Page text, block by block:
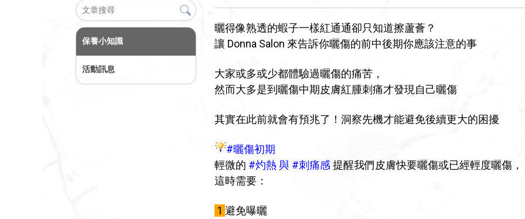
保養小知識
活動訊息
曬得像熟透的蝦子一樣紅通通卻只知道擦蘆薈？
讓 Donna Salon 來告訴你曬傷的前中後期你應該注意的事
大家或多或少都體驗過曬傷的痛苦，
然而大多是到曬傷中期皮膚紅腫刺痛才發現自己曬傷
其實在此前就會有預兆了！洞察先機才能避免後續更大的困擾
#曬傷初期
輕微的 #灼熱 與 #刺痛感提醒我們皮膚快要曬傷或已經輕度曬傷，
這時需要：
1避免曝曬